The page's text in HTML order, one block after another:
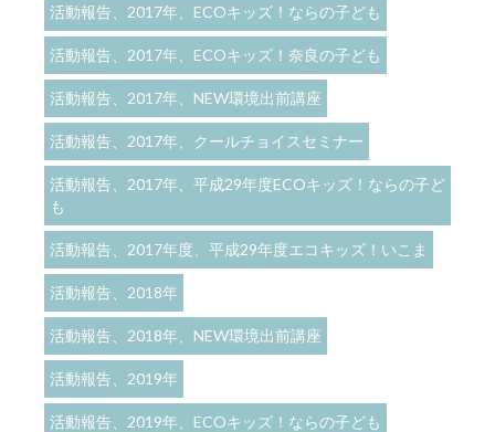
活動報告、2017年、ECOキッズ！ならの子ども
活動報告、2017年、ECOキッズ！奈良の子ども
活動報告、2017年、NEW環境出前講座
活動報告、2017年、クールチョイスセミナー
活動報告、2017年、平成29年度ECOキッズ！ならの子ど
も
活動報告、2017年度、平成29年度エコキッズ！いこま
活動報告、2018年
活動報告、2018年、NEW環境出前講座
活動報告、2019年
活動報告、2019年、ECOキッズ！ならの子ども